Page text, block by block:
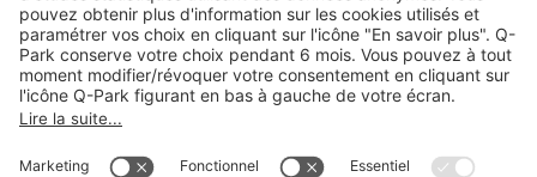
Nos services